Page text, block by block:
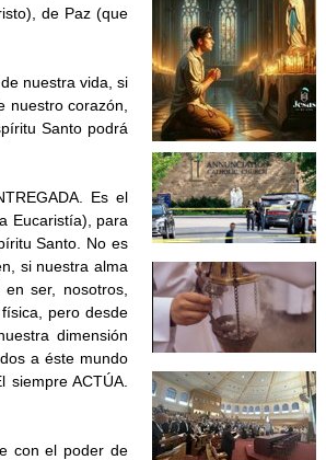
de Paz (que
nuestra vida, si
nuestro corazón,
Santo podrá
Es el
Eucaristía), para
Santo. No es
si nuestra alma
ser, nosotros,
pero desde
dimensión
a éste mundo
ACTÚA.
con el poder de